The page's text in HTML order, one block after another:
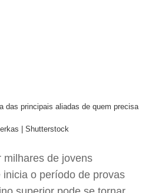
das principais aliadas de quem precisa
| Shutterstock
milhares de jovens
inicia o período de provas